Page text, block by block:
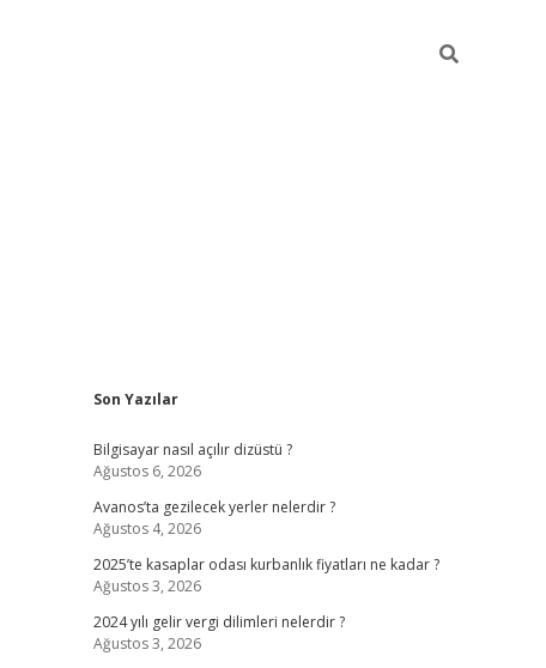
Sidebar
Son Yazılar
Bilgisayar nasıl açılır dizüstü ?
Ağustos 6, 2026
Avanos’ta gezilecek yerler nelerdir ?
Ağustos 4, 2026
2025’te kasaplar odası kurbanlık fiyatları ne kadar ?
Ağustos 3, 2026
2024 yılı gelir vergi dilimleri nelerdir ?
Ağustos 3, 2026